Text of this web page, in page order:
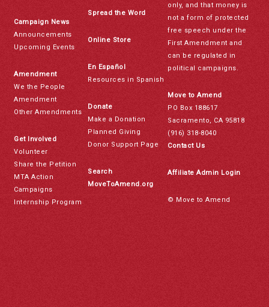
Campaign News
Announcements
Upcoming Events
Amendment
We the People
Amendment
Other Amendments
Get Involved
Volunteer
Share the Petition
MTA Action
Campaigns
Internship Program
Spread the Word
Online Store
En Español
Resources in Spanish
Donate
Make a Donation
Planned Giving
Donor Support Page
Search
MoveToAmend.org
only, and that money is
not a form of protected
free speech under the
First Amendment and
can be regulated in
political campaigns.
Move to Amend
PO Box 188617
Sacramento, CA 95818
(916) 318-8040
Contact Us
Affiliate Admin Login
© Move to Amend